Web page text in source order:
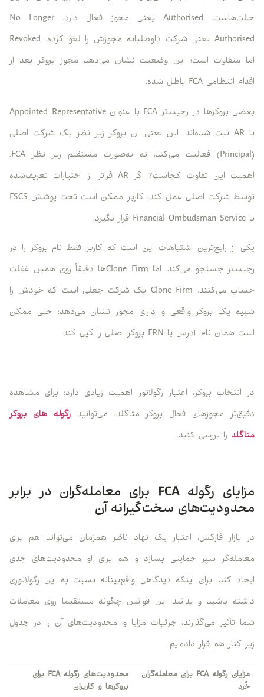
حالت‌هاست. Authorised یعنی مجوز فعال دارد. No Longer
Authorised یعنی شرکت داوطلبانه مجوزش را لغو کرده. Revoked
اما متفاوت است؛ این وضعیت نشان می‌دهد مجوز بروکر بعد از
اقدام انتظامی FCA باطل شده.
بعضی بروکرها در رجیستر FCA با عنوان Appointed Representative
یا AR ثبت شده‌اند. این یعنی آن بروکر زیر نظر یک شرکت اصلی
(Principal) فعالیت می‌کند، نه به‌صورت مستقیم زیر نظر FCA.
اهمیت این تفاوت کجاست؟ اگر AR فراتر از اختیارات تعریف‌شده
توسط شرکت اصلی عمل کند، کاربر ممکن است تحت پوشش FSCS
یا Financial Ombudsman Service قرار نگیرد.
یکی از رایج‌ترین اشتباهات این است که کاربر فقط نام بروکر را در
رجیستر جستجو می‌کند. اما Clone Firmها دقیقاً روی همین غفلت
حساب می‌کنند. Clone Firm یک شرکت جعلی است که خودش را
شبیه یک بروکر واقعی و دارای مجوز نشان می‌دهد؛ حتی ممکن
است همان نام، آدرس یا FRN بروکر اصلی را کپی کند.
در انتخاب بروکر، اعتبار رگولاتور اهمیت زیادی دارد؛ برای مشاهده
دقیق‌تر مجوزهای فعال بروکر متاگلد، می‌توانیدرگوله های بروکر
متاگلد را بررسی کنید.
مزایای رگوله FCA برای معامله‌گران در برابر
محدودیت‌های سخت‌گیرانه آن
در بازار فارکس، اعتبار یک نهاد ناظر همزمان می‌تواند هم برای
معامله‌گر سپر حمایتی بسازد و هم برای او محدودیت‌های جدی
ایجاد کند. برای اینکه دیدگاهی واقع‌بینانه نسبت به این رگولاتوری
داشته باشید و بدانید این قوانین چگونه مستقیما روی معاملات
شما تأثیر می‌گذارند، جزئیات مزایا و محدودیت‌های آن را در جدول
زیر کنار هم قرار داده‌ایم:
مزایای رگوله FCA برای معامله‌گران
خُرد
محدودیت‌های رگوله FCA برای
بروکرها و کاربران